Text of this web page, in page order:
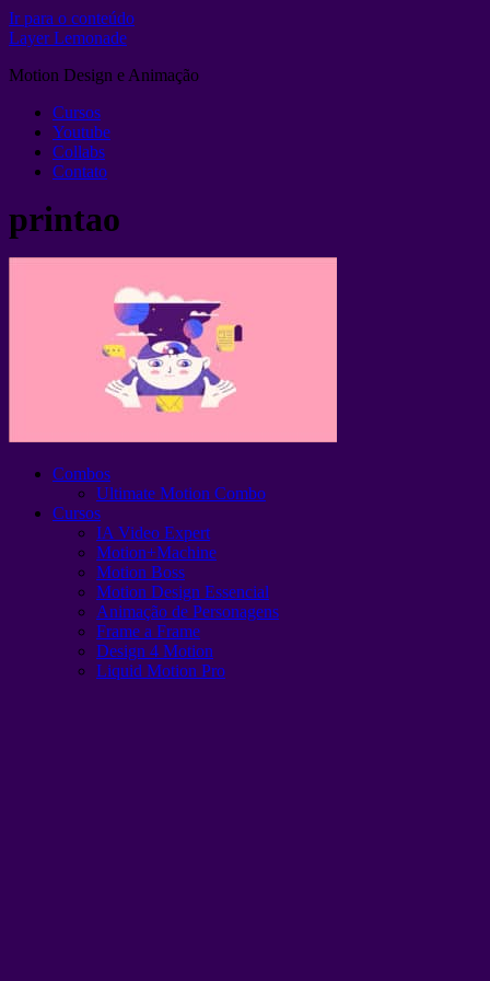
Ir para o conteúdo
Layer Lemonade
Motion Design e Animação
Cursos
Youtube
Collabs
Contato
printao
Combos
Ultimate Motion Combo
Cursos
IA Video Expert
Motion+Machine
Motion Boss
Motion Design Essencial
Animação de Personagens
Frame a Frame
Design 4 Motion
Liquid Motion Pro